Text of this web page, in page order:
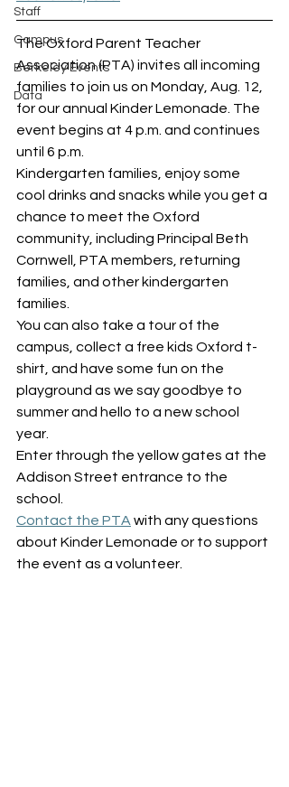
Staff
Campus
Berkeley Events
Data
The Oxford Parent Teacher
Association (PTA) invites all incoming
families to join us on Monday, Aug. 12,
for our annual Kinder Lemonade. The
event begins at 4 p.m. and continues
until 6 p.m.
Kindergarten families, enjoy some
cool drinks and snacks while you get a
chance to meet the Oxford
community, including Principal Beth
Cornwell, PTA members, returning
families, and other kindergarten
families.
You can also take a tour of the
campus, collect a free kids Oxford t-
shirt, and have some fun on the
playground as we say goodbye to
summer and hello to a new school
year.
Enter through the yellow gates at the
Addison Street entrance to the
school.
Contact the PTA with any questions
about Kinder Lemonade or to support
the event as a volunteer.